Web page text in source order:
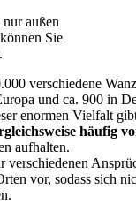
nur außen
Sie
verschiedene
und ca. 900 in
enormen Vielfalt
häufig
aufhalten.
verschiedenen
vor, sodass sich